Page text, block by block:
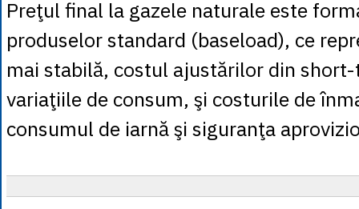
Preţul final la gazele naturale este
produselor standard (baseload), ce
mai stabilă, costul ajustărilor din
variaţiile de consum, şi costurile de
consumul de iarnă şi siguranţa